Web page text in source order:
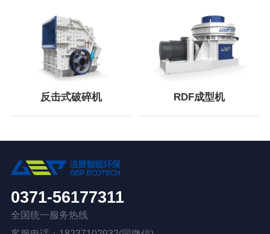
反击式破碎机 RDF成型机
0371-56177311
全国统一服务热线